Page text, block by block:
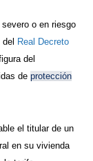
o en riesgo
Real Decreto
del
de protección
el titular de un
en su vivienda